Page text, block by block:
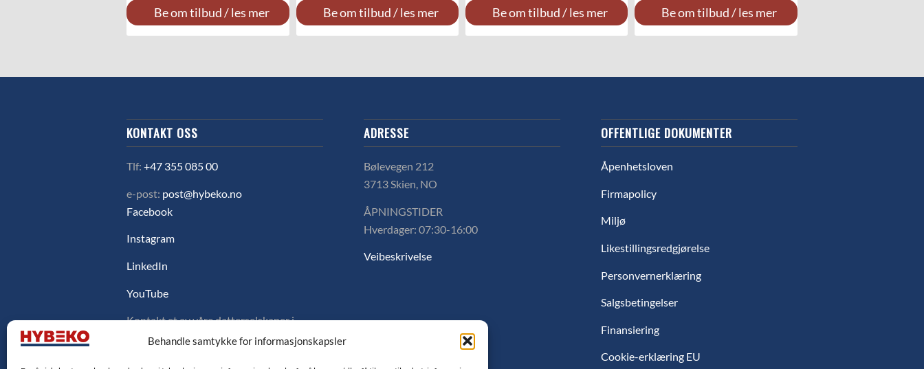
Behandle samtykke for informasjonskapsler
Be om tilbud / les mer Be om tilbud / les mer Be om tilbud / les mer Be om tilbud / les mer
KONTAKT OSS
Tlf:+47 355 085 00
e-post: post@hybeko.no
Facebook
Instagram
LinkedIn
YouTube
Kontakt et av våre datterselskaper i
Sverige, Danmark eller Finland ved å
ADRESSE
Bølevegen 212
3713 Skien, NO
ÅPNINGSTIDER
Hverdager: 07:30-16:00
Veibeskrivelse
OFFENTLIGE DOKUMENTER
Åpenhetsloven
Firmapolicy
Miljø
Likestillingsredgjørelse
Personvernerklæring
Salgsbetingelser
Finansiering
Cookie-erklæring EU